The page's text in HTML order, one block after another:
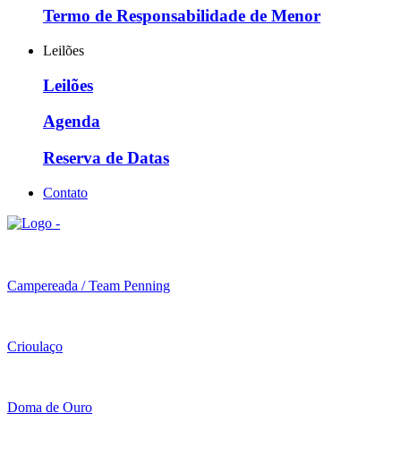
Termo de Responsabilidade de Menor
Leilões
Leilões
Agenda
Reserva de Datas
Contato
Campereada / Team Penning
Crioulaço
Doma de Ouro